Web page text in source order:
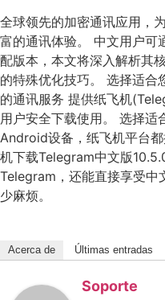
全球领先的加密通讯应用，
富的通讯体验。 中文用户
配版本，本文将深入解析其
的特殊优化技巧。 选择适合
的通讯服务 提供纸飞机
用户安全下载使用。 选择适
Android设备，纸飞机平台
机下载Telegram中文版
Telegram，还能直接享受中
少麻烦。
Acerca de Últimas entradas
Soporte